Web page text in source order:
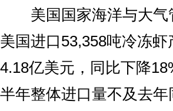
美国国家海洋与大气
美国进口53,358吨冷冻
4.18亿美元，同比下降
半年整体进口量不及去